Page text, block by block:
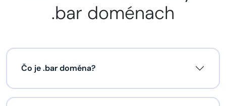
.bar doménach
Čo je .bar doména?